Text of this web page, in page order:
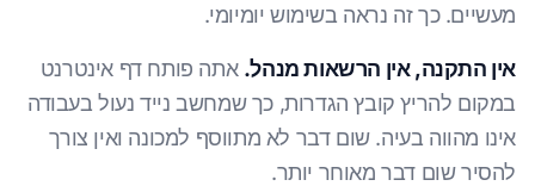
מעשיים. כך זה נראה בשימוש יומיומי.
אין התקנה, אין הרשאות מנהל. אתה פותח דף אינטרנט
במקום להריץ קובץ הגדרות, כך שמחשב נייד נעול בעבודה
אינו מהווה בעיה. שום דבר לא מתווסף למכונה ואין צורך
להסיר שום דבר מאוחר יותר.